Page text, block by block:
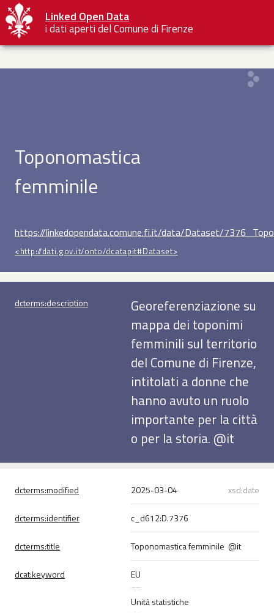
Linked Open Data
i dati aperti del Comune di Firenze
Toponomastica
femminile
https://linkedopendata.comune.fi.it/data/Dataset/
<http://dati.gov.it/onto/dcatapit#Dataset>
dcterms:description
Georeferenziazione su
mappa dei toponimi
femminili sul territorio
del Comune di Firenze,
intitolati a donne che
hanno avuto un ruolo
importante per la città
o per la storia. @it
dcterms:modified xsd:date
2025-03-04
dcterms:identifier c_d612:D.7376
dcterms:title Toponomastica femminile @it
dcat:keyword EU
Unità statistiche